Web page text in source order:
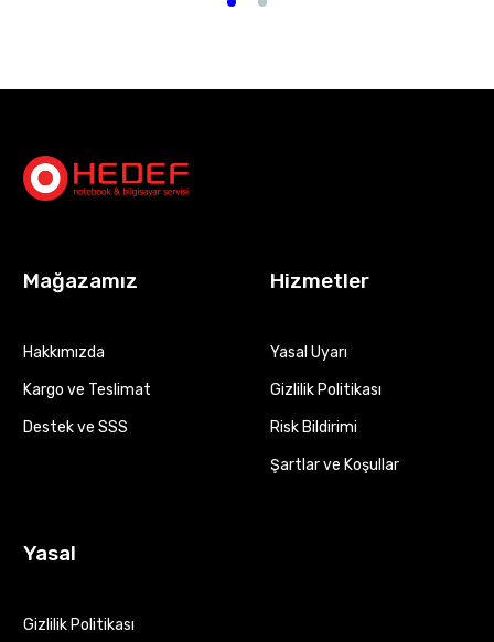
Mağazamız
Hakkımızda
Kargo ve Teslimat
Destek ve SSS
Hizmetler
Yasal Uyarı
Gizlilik Politikası
Risk Bildirimi
Şartlar ve Koşullar
Yasal
Gizlilik Politikası